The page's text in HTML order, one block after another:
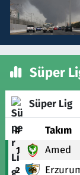
Süper
Süper Lig
# Takım
1 Amed
2